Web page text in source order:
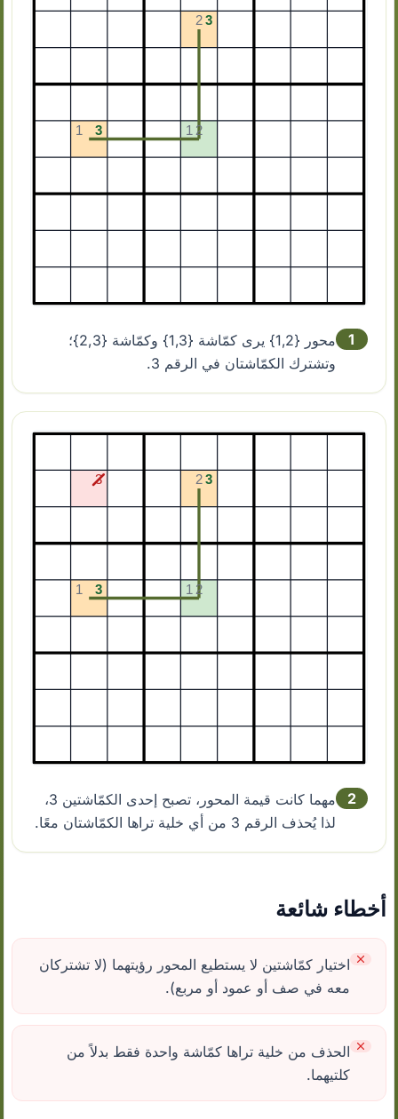
1
محور {1,2} يرى كمّاشة {1,3} وكمّاشة {2,3}؛
وتشترك الكمّاشتان في الرقم 3.
2
مهما كانت قيمة المحور، تصبح إحدى الكمّاشتين 3،
لذا يُحذف الرقم 3 من أي خلية تراها الكمّاشتان معًا.
أخطاء شائعة
اختيار كمّاشتين لا يستطيع المحور رؤيتهما (لا تشتركان
معه في صف أو عمود أو مربع).
الحذف من خلية تراها كمّاشة واحدة فقط بدلاً من
كلتيهما.